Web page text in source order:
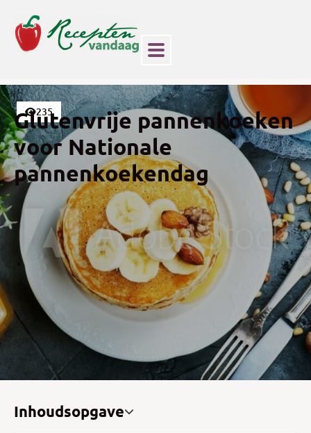
235
Glutenvrije pannenkoeken
voor Nationale
pannenkoekendag
Inhoudsopgave